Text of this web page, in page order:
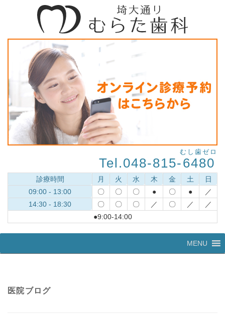
Tel.048-815-6480
むし歯ゼロ
診療時間 月 火 水 木 金 土
日
09:00 - 13:00
〇 〇 〇 ● 〇 ●
／
14:30 - 18:30
〇 〇 〇 ／ 〇 ／
／
●9:00-14:00
MENU
医院ブログ